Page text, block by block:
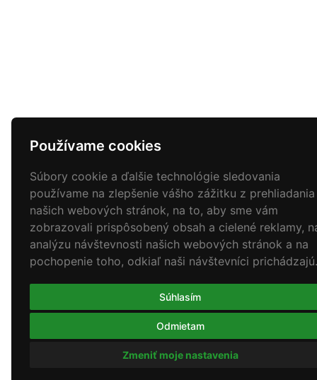
Používame cookies
Súbory cookie a ďalšie technológie sledovania
používame na zlepšenie vášho zážitku z prehliadania
našich webových stránok, na to, aby sme vám
zobrazovali prispôsobený obsah a cielené reklamy,
analýzu návštevnosti našich webových stránok a na
pochopenie toho, odkiaľ naši návštevníci prichádzajú.
Súhlasím
Odmietam
Zmeniť moje nastavenia